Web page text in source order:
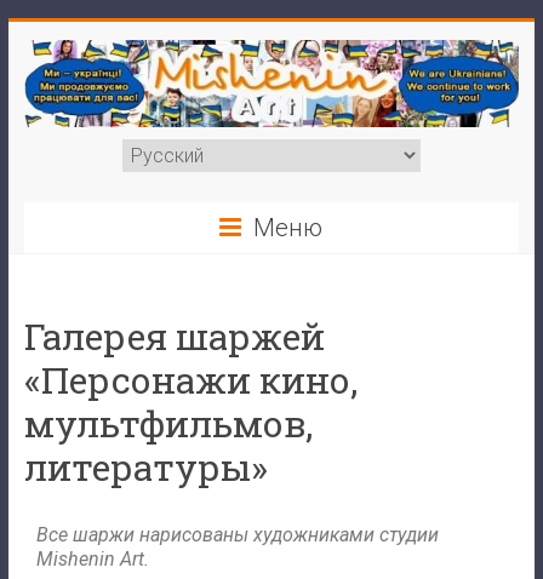
Меню
Галерея шаржей
«Персонажи кино,
мультфильмов,
литературы»
Все шаржи нарисованы художниками студии
Mishenin Art.